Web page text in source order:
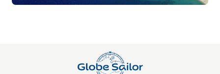
Impuesto de estancia —